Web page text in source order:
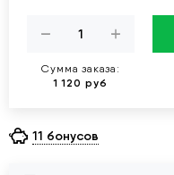
Сумма заказа:
1 120 руб
11 бонусов